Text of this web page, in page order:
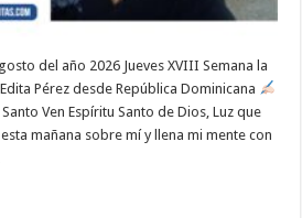
del año 2026 Jueves XVIII Semana la
Pérez desde República Dominicana
Ven Espíritu Santo de Dios, Luz que
mañana sobre mí y llena mi mente con